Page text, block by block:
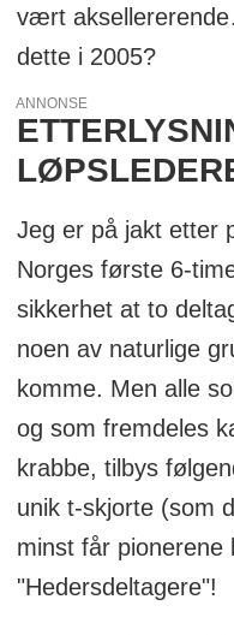
vært
dette i 2005?
ANNONSE
Jeg er på jakt etter
Norges første 6-
sikkerhet at to
noen av naturlige
komme. Men alle
og som fremdeles
krabbe, tilbys
unik t-skjorte (som
minst får pionerene
"Hedersdeltagere"!